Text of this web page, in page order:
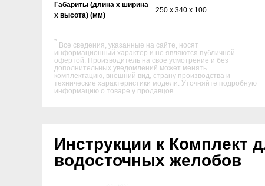
Габариты (длина х ширина
х высота) (мм)
250 x 340 x 100
* Все сведения, указанные на сайте, носят
информационный характер и не являются публичной
офертой. Производитель на свое усмотрение и без
дополнительных уведомлений может менять
комплектацию, внешний вид, страну производства и
технические характеристики модели. Уточняйте подробную
информацию о товаре у продавцов.
Инструкции к Комплект
водосточных желобов